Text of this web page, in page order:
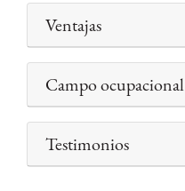
Ventajas
Campo ocupacional
Testimonios